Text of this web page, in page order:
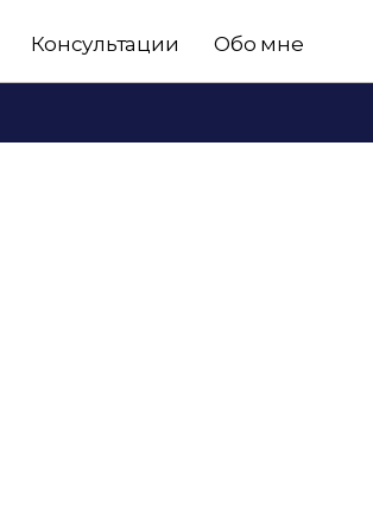
Консультации Обо мне